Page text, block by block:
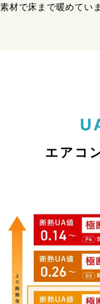
素材で床まで暖めていま
エアコ